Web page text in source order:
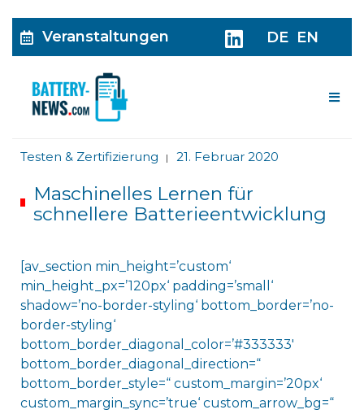
Veranstaltungen DE EN
Testen & Zertifizierung | 21. Februar 2020
Maschinelles Lernen für
schnellere Batterieentwicklung
[av_section min_height=’custom‘
min_height_px=’120px‘ padding=’small‘
shadow=’no-border-styling‘ bottom_border=’no-
border-styling‘
bottom_border_diagonal_color=’#333333′
bottom_border_diagonal_direction=“
bottom_border_style=“ custom_margin=’20px‘
custom_margin_sync=’true‘ custom_arrow_bg=“